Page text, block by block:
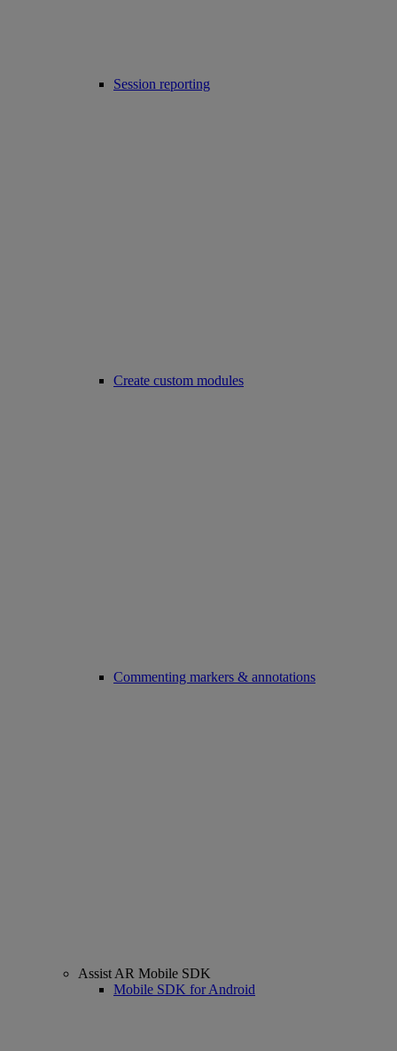
Session reporting
Create custom modules
Commenting markers & annotations
Assist AR Mobile SDK
Mobile SDK for Android